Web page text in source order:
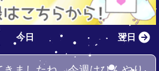
今日 翌日